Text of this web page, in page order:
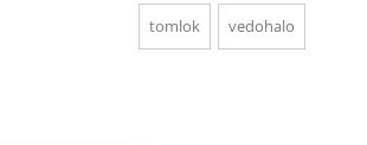
tomlok vedohalo